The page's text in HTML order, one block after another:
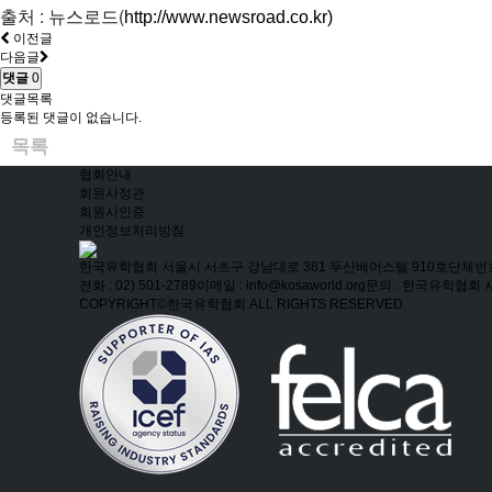
출처 : 뉴스로드(http://www.newsroad.co.kr)
이전글
다음글
댓글 0
댓글목록
등록된 댓글이 없습니다.
목록
협회안내
회원사정관
회원사인증
개인정보처리방침
한국유학협회 서울시 서초구 강남대로 381 두산베어스텔 910호 단체번
전화 : 02) 501-2789이메일 : info@kosaworld.org문의 : 한국유학협회
COPYRIGHT©한국유학협회 ALL RIGHTS RESERVED.